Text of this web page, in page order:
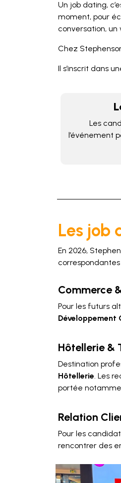
Un job dating,
moment, pour
conversation,
Chez
Il s’inscrit dans
Les
l’événement
Les job
En 2026,
Commerce
Pour les futurs
Développement
Hôtellerie &
Destination
Hôtellerie. Les
portée
Relation
Pour les
rencontrer des